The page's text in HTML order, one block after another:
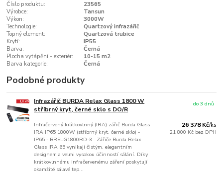
Číslo produktu:
23565
Výrobce:
Tansun
Výkon:
3000W
Technologie:
Quartzový infrazářič
Topný element:
Quartzová trubice
Krytí:
IP55
Barva:
Černá
Plocha vytápění - exteriér:
10-15 m2
Barva kategorie:
Černá
Podobné produkty
Infrazářič BURDA Relax Glass 1800 W
stříbrný kryt, černé sklo s DO/R
Infračervený krátkovlnný (IRA) zářič Burda Glass
IRA IP65 1800W (stříbrný kryt, černé sklo) -
IP65 - BRELG1800RD-3 Zářiče Burda Relax
Glass IRA 65 vynikají čistým, elegantním
designem a velmi vysokou účinností sálání. Díky
krátkovlnnému infračervenému záření poskytují
okamžité sálavé tep...
26 378 Kč/ks
21 800 Kč bez DPH
do 3 dnů